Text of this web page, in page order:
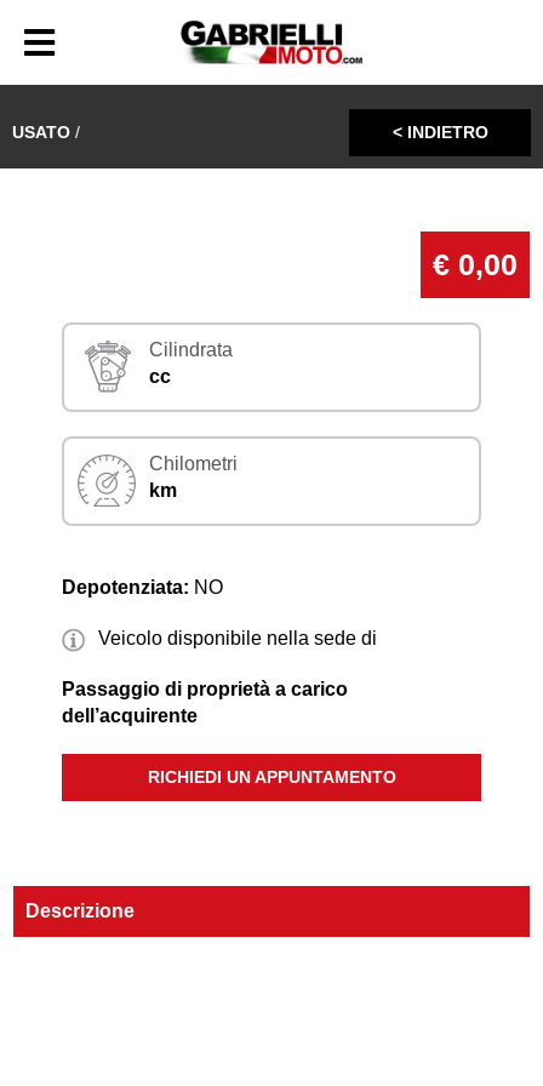
USATO / < INDIETRO
€ 0,00
Cilindrata
cc
Chilometri
km
Depotenziata: NO
Veicolo disponibile nella sede di
Passaggio di proprietà a carico
dell’acquirente
RICHIEDI UN APPUNTAMENTO
Descrizione